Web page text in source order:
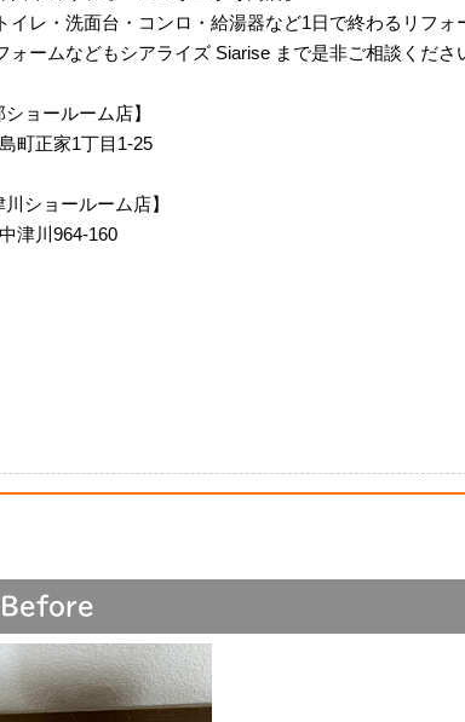
イレ・洗面台・コンロ・給湯器など1日で終わるリフォ
ォームなどもシアライズ Siarise まで是非ご相談くださ
ョールーム店】
町正家1丁目1-25
ショールーム店】
津川964-160
Before